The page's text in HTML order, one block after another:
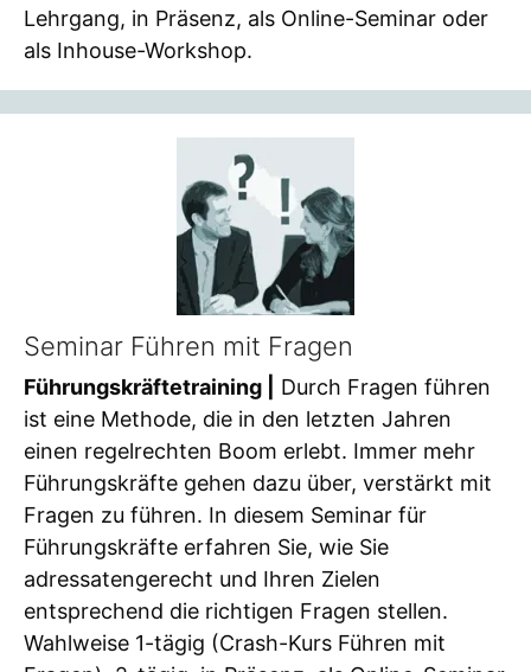
Lehrgang, in Präsenz, als Online-Seminar oder
als Inhouse-Workshop.
Seminar Führen mit Fragen
Führungskräftetraining |
Durch Fragen führen
ist eine Methode, die in den letzten Jahren
einen regelrechten Boom erlebt. Immer mehr
Führungskräfte gehen dazu über, verstärkt mit
Fragen zu führen. In diesem Seminar für
Führungskräfte erfahren Sie, wie Sie
adressatengerecht und Ihren Zielen
entsprechend die richtigen Fragen stellen.
Wahlweise 1-tägig (Crash-Kurs Führen mit